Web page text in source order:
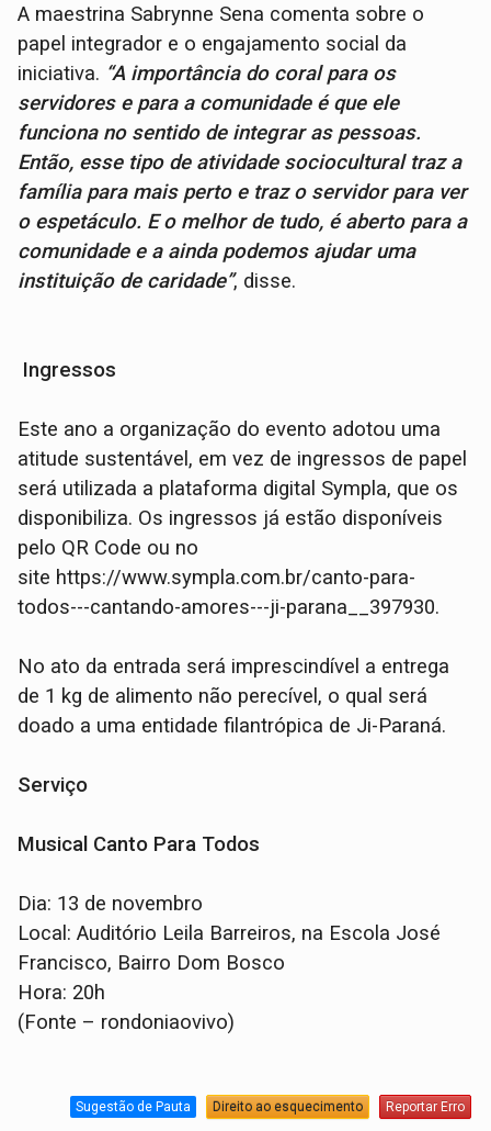
A maestrina Sabrynne Sena comenta sobre o
papel integrador e o engajamento social da
iniciativa. “A importância do coral para os
servidores e para a comunidade é que ele
funciona no sentido de integrar as pessoas.
Então, esse tipo de atividade sociocultural traz a
família para mais perto e traz o servidor para ver
o espetáculo. E o melhor de tudo, é aberto para a
comunidade e a ainda podemos ajudar uma
instituição de caridade”, disse.
Ingressos
Este ano a organização do evento adotou uma
atitude sustentável, em vez de ingressos de papel
será utilizada a plataforma digital Sympla, que os
disponibiliza. Os ingressos já estão disponíveis
pelo QR Code ou no
site https://www.sympla.com.br/canto-para-
todos---cantando-amores---ji-parana__397930.
No ato da entrada será imprescindível a entrega
de 1 kg de alimento não perecível, o qual será
doado a uma entidade filantrópica de Ji-Paraná.
Serviço
Musical Canto Para Todos
Dia: 13 de novembro
Local: Auditório Leila Barreiros, na Escola José
Francisco, Bairro Dom Bosco
Hora: 20h
(Fonte – rondoniaovivo)
Sugestão de Pauta Direito ao esquecimento Reportar Erro